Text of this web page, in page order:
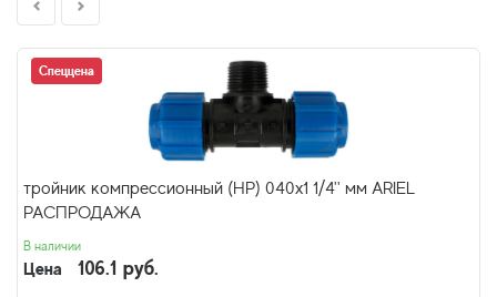
Спеццена
тройник компрессионный (НР) 040х1 1/4'' мм ARIEL
РАСПРОДАЖА
В наличии
Цена 106.1 руб.